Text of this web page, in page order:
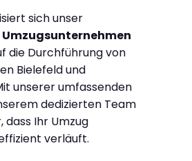
sich unser
die Durchführung von
Bielefeld und
unserer umfassenden
dedizierten Team
dass Ihr Umzug
verläuft.